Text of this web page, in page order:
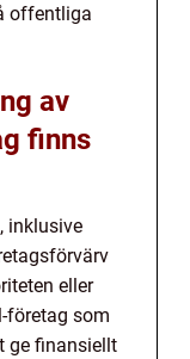
offentliga
av
finns
inklusive
eller
företag som
ge finansiellt